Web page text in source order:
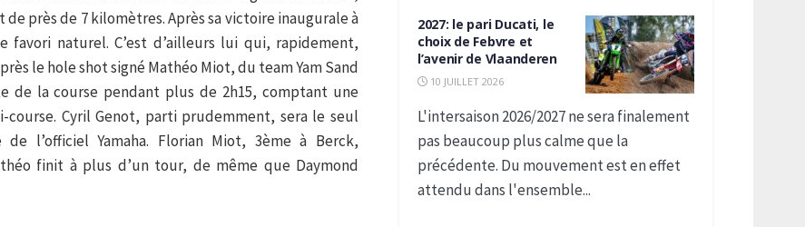
près de 7 kilomètres. Après sa victoire inaugurale à
naturel. C’est d’ailleurs lui qui, rapidement,
le hole shot signé Mathéo Miot, du team Yam Sand
de la course pendant plus de 2h15, comptant une
course. Cyril Genot, parti prudemment, sera le seul
l’officiel Yamaha. Florian Miot, 3ème à Berck,
finit à plus d’un tour, de même que Daymond
2027: le pari Ducati, le
choix de Febvre et
l’avenir de Vlaanderen
10 JUILLET 2026
L'intersaison 2026/2027 ne sera finalement
pas beaucoup plus calme que la
précédente. Du mouvement est en effet
attendu dans l'ensemble...